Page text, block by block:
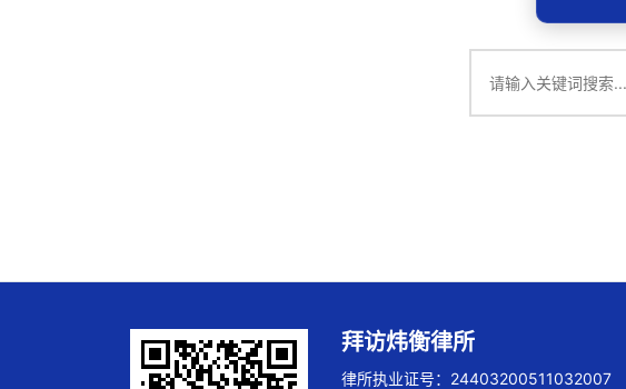
拜访炜衡律所
律所执业证号：24403200511032007